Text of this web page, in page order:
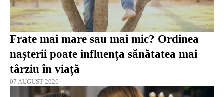
Frate mai mare sau mai mic? Ordinea
nașterii poate influența sănătatea mai
târziu în viață
07 AUGUST 2026